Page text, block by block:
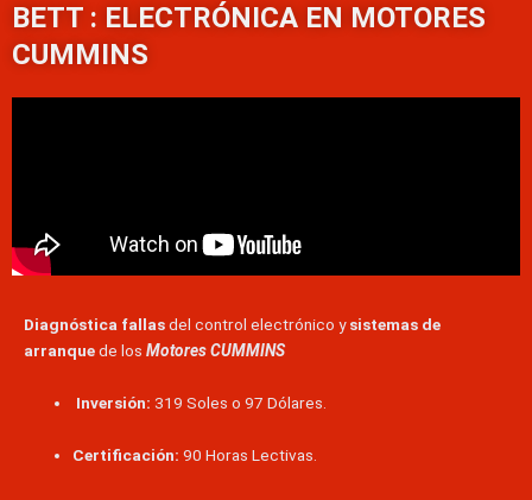
BETT : ELECTRÓNICA EN MOTORES
CUMMINS
Diagnóstica fallasdel control electrónico ysistemas de
arranquede los Motores CUMMINS
Inversión: 319 Soles o 97 Dólares.
Certificación: 90 Horas Lectivas.